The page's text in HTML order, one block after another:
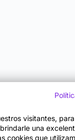
visitantes,
una
cookies que